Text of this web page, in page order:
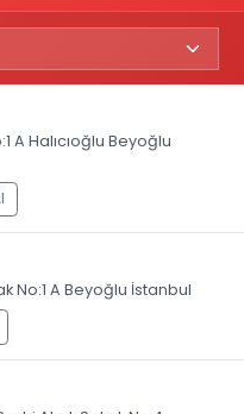
A Halıcıoğlu Beyoğlu
No:1 A Beyoğlu İstanbul